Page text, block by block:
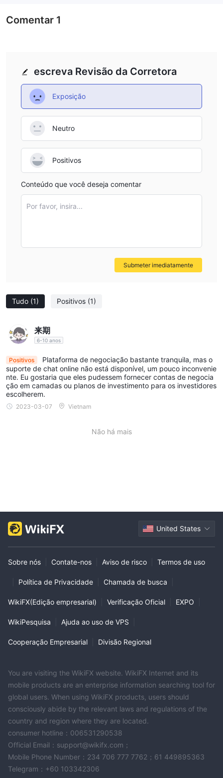
Tudo (1) Positivos (1)
来期
6-10 anos
Positivos
Plataforma de negociação bastante tranquila, mas o
suporte de chat online não está disponível, um pouco inconvenie
nte. Eu gostaria que eles pudessem fornecer contas de negocia
ção em camadas ou planos de investimento para os investidores
escolherem.
2023-03-07 Vietnam
Não há mais
escreva Revisão da Corretora
Exposição
Neutro
Positivos
Conteúdo que você deseja comentar
Por favor, insira...
Submeter imediatamente
Comentar 1
United States
Sobre nós Contate-nos Aviso de risco Termos de uso
Política de Privacidade Chamada de busca
WikiFX(Edição empresarial) Verificação Oficial EXPO
WikiPesquisa Ajuda ao uso de VPS
Cooperação Empresarial Divisão Regional
You are visiting the WikiFX website. WikiFX Internet and its
mobile products are an enterprise information searching tool for
global users. When using WikiFX products, users should
consciously abide by the relevant laws and regulations of the
country and region where they are located.
consumer hotline：006531290538
Official Email：support@wikifx.com；
Mobile Phone Number：234 706 777 7762；61 449895363
Telegram：+60 103342306